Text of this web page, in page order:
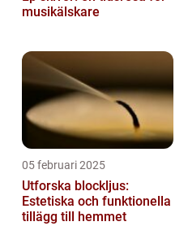
musikälskare
05 februari 2025
Utforska blockljus:
Estetiska och funktionella
tillägg till hemmet